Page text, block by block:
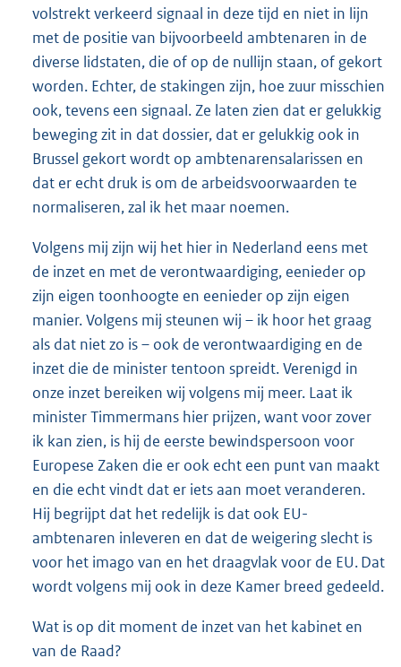
volstrekt verkeerd signaal in deze tijd en niet in lijn
met de positie van bijvoorbeeld ambtenaren in de
diverse lidstaten, die of op de nullijn staan, of gekort
worden. Echter, de stakingen zijn, hoe zuur misschien
ook, tevens een signaal. Ze laten zien dat er gelukkig
beweging zit in dat dossier, dat er gelukkig ook in
Brussel gekort wordt op ambtenarensalarissen en
dat er echt druk is om de arbeidsvoorwaarden te
normaliseren, zal ik het maar noemen.
Volgens mij zijn wij het hier in Nederland eens met
de inzet en met de verontwaardiging, eenieder op
zijn eigen toonhoogte en eenieder op zijn eigen
manier. Volgens mij steunen wij – ik hoor het graag
als dat niet zo is – ook de verontwaardiging en de
inzet die de minister tentoon spreidt. Verenigd in
onze inzet bereiken wij volgens mij meer. Laat ik
minister Timmermans hier prijzen, want voor zover
ik kan zien, is hij de eerste bewindspersoon voor
Europese Zaken die er ook echt een punt van maakt
en die echt vindt dat er iets aan moet veranderen.
Hij begrijpt dat het redelijk is dat ook EU-
ambtenaren inleveren en dat de weigering slecht is
voor het imago van en het draagvlak voor de EU. Dat
wordt volgens mij ook in deze Kamer breed gedeeld.
Wat is op dit moment de inzet van het kabinet en
van de Raad?